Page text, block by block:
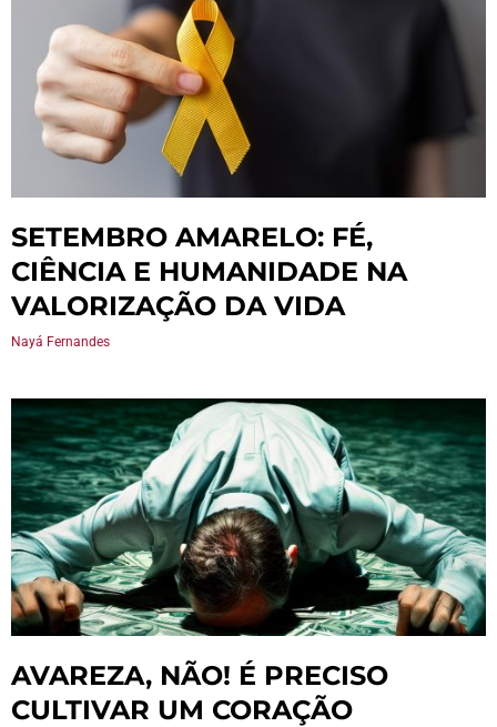
SETEMBRO AMARELO: FÉ,
CIÊNCIA E HUMANIDADE NA
VALORIZAÇÃO DA VIDA
Nayá Fernandes
AVAREZA, NÃO! É PRECISO
CULTIVAR UM CORAÇÃO